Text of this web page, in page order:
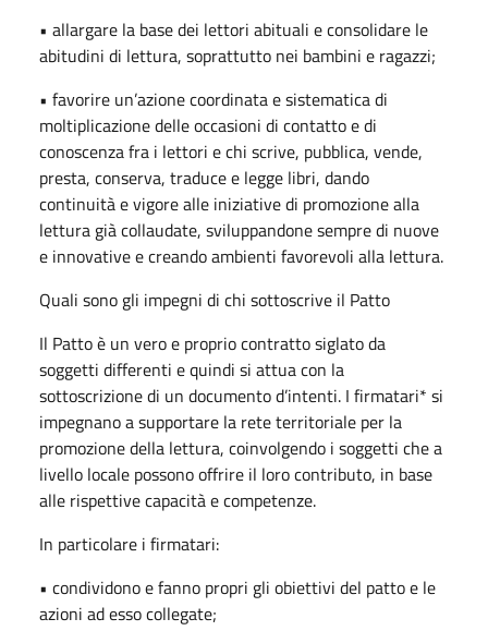
• allargare la base dei lettori abituali e consolidare le
abitudini di lettura, soprattutto nei bambini e ragazzi;
• favorire un’azione coordinata e sistematica di
moltiplicazione delle occasioni di contatto e di
conoscenza fra i lettori e chi scrive, pubblica, vende,
presta, conserva, traduce e legge libri, dando
continuità e vigore alle iniziative di promozione alla
lettura già collaudate, sviluppandone sempre di nuove
e innovative e creando ambienti favorevoli alla lettura.
Quali sono gli impegni di chi sottoscrive il Patto
Il Patto è un vero e proprio contratto siglato da
soggetti differenti e quindi si attua con la
sottoscrizione di un documento d’intenti. I firmatari* si
impegnano a supportare la rete territoriale per la
promozione della lettura, coinvolgendo i soggetti che a
livello locale possono offrire il loro contributo, in base
alle rispettive capacità e competenze.
In particolare i firmatari:
• condividono e fanno propri gli obiettivi del patto e le
azioni ad esso collegate;